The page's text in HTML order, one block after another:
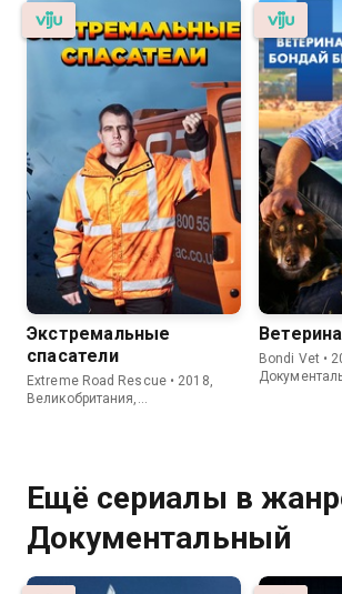
Экстремальные
спасатели
Extreme Road Rescue • 2018,
Великобритания,
Bondi Vet •
Ещё сериалы в
Документальный